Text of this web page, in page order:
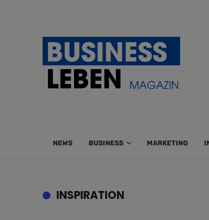
NEWS BUSINESS MARKETING
INSPIRATION